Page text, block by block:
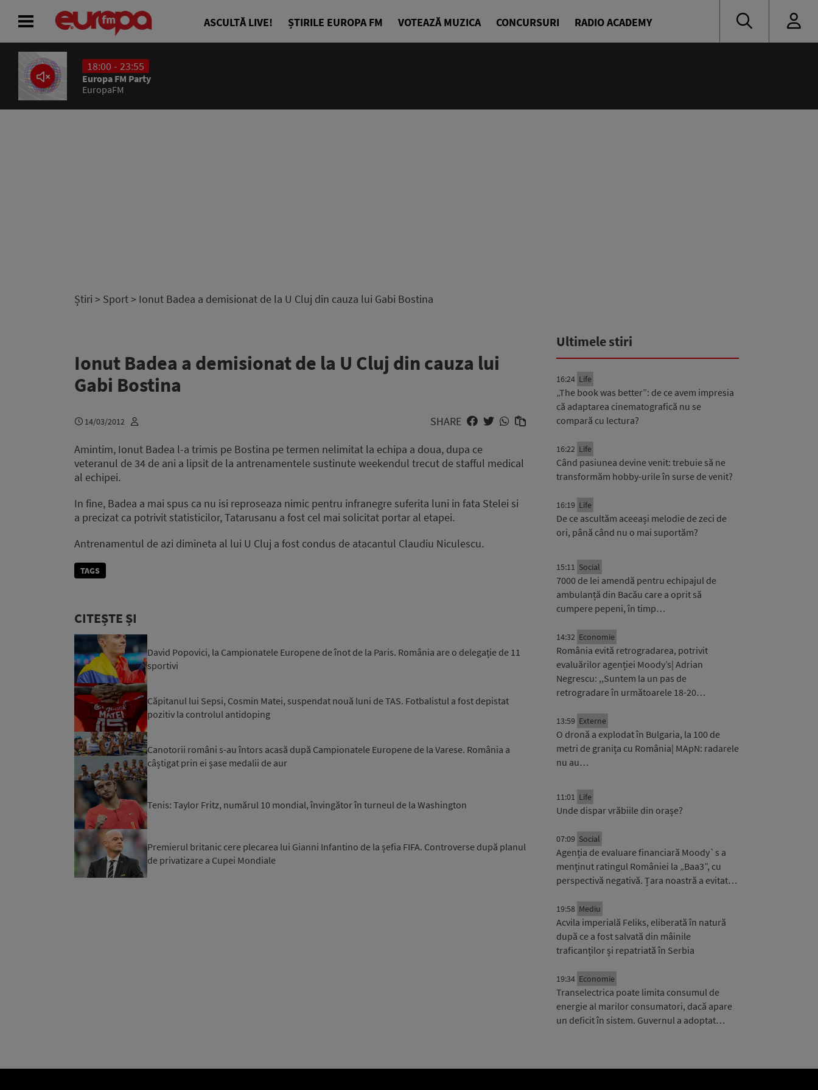
ASCULTĂ LIVE! ȘTIRILE EUROPA FM VOTEAZĂ MUZICA CONCURSURI RADIO ACADEMY
18:00 - 23:55
Europa FM Party
EuropaFM
Știri > Sport> Ionut Badea a demisionat de la U Cluj din cauza lui Gabi Bostina
Ionut Badea a demisionat de la U Cluj din cauza lui
Gabi Bostina
14/03/2012
SHARE
Amintim, Ionut Badea l-a trimis pe Bostina pe termen nelimitat la echipa a doua, dupa ce
veteranul de 34 de ani a lipsit de la antrenamentele sustinute weekendul trecut de stafful medical
al echipei.
In fine, Badea a mai spus ca nu isi reproseaza nimic pentru infranegre suferita luni in fata Stelei si
a precizat ca potrivit statisticilor, Tatarusanu a fost cel mai solicitat portar al etapei.
Antrenamentul de azi dimineta al lui U Cluj a fost condus de atacantul Claudiu Niculescu.
TAGS
CITEȘTE ȘI
David Popovici, la Campionatele Europene de înot de la Paris. România are o delegație de 11
sportivi
Căpitanul lui Sepsi, Cosmin Matei, suspendat nouă luni de TAS. Fotbalistul a fost depistat
pozitiv la controlul antidoping
Canotorii români s-au întors acasă după Campionatele Europene de la Varese. România a
câștigat prin ei șase medalii de aur
Tenis: Taylor Fritz, numărul 10 mondial, învingător în turneul de la Washington
Premierul britanic cere plecarea lui Gianni Infantino de la șefia FIFA. Controverse după planul
de privatizare a Cupei Mondiale
Ultimele stiri
16:24 Life
„The book was better”: de ce avem impresia
că adaptarea cinematografică nu se
compară cu lectura?
16:22 Life
Când pasiunea devine venit: trebuie să ne
transformăm hobby-urile în surse de venit?
16:19 Life
De ce ascultăm aceeași melodie de zeci de
ori, până când nu o mai suportăm?
15:11 Social
7000 de lei amendă pentru echipajul de
ambulanță din Bacău care a oprit să
cumpere pepeni, în timp…
14:32 Economie
România evită retrogradarea, potrivit
evaluărilor agenției Moody’s| Adrian
Negrescu: ,,Suntem la un pas de
retrogradare în următoarele 18-20…
13:59 Externe
O dronă a explodat în Bulgaria, la 100 de
metri de granița cu România| MApN: radarele
nu au…
11:01 Life
Unde dispar vrăbiile din orașe?
07:09 Social
Agenția de evaluare financiară Moody`s a
menținut ratingul României la „Baa3”, cu
perspectivă negativă. Țara noastră a evitat…
19:58 Mediu
Acvila imperială Feliks, eliberată în natură
după ce a fost salvată din mâinile
traficanților și repatriată în Serbia
19:34 Economie
Transelectrica poate limita consumul de
energie al marilor consumatori, dacă apare
un deficit în sistem. Guvernul a adoptat…
ACASĂ
ȘTIRI